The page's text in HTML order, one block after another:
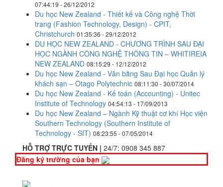
07:44:19 - 26/12/2012
Du học New Zealand - Thiết kế và Công nghệ Thời
trang (Fashion Technology, Design) - CPIT,
Christchurch 01:35:36 - 29/12/2012
DU HỌC NEW ZEALAND - CHƯƠNG TRÌNH SAU ĐẠI
HỌC NGÀNH CÔNG NGHỆ THÔNG TIN – WHITIREIA
NEW ZEALAND 08:15:29 - 12/12/2012
Du học New Zealand - Văn bằng Sau Đại học Quản lý
khách sạn – Otago Polytechnic 08:11:30 - 30/07/2014
Du học New Zealand - Kế toán (Accounting) - Unitec
Institute of Technology 04:54:13 - 17/09/2013
Du học New Zealand – Ngành Kỹ thuật cơ khí Học viện
Southern Technology (Southern Institute of
Technology - SIT) 08:23:55 - 07/05/2014
HỖ TRỢ TRỰC TUYẾN | 24/7: 0908 345 887
Đăng ký trường của bạn